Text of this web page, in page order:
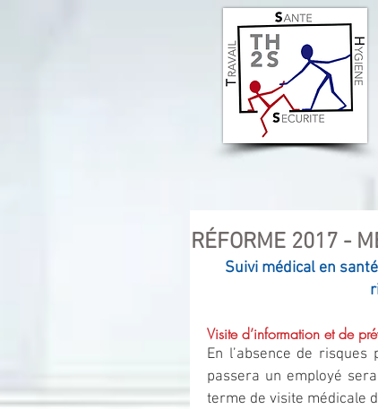
RÉFORME 2017 -
Suivi médical en
Visite d’information et de
En l’absence de
passera un employé
terme de visite médicale